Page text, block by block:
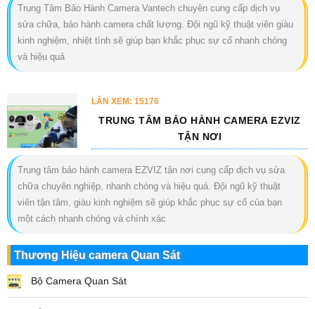
Trung Tâm Bảo Hành Camera Vantech chuyên cung cấp dịch vụ
sửa chữa, bảo hành camera chất lượng. Đội ngũ kỹ thuật viên giàu
kinh nghiệm, nhiệt tình sẽ giúp bạn khắc phục sự cố nhanh chóng
và hiệu quả
LẦN XEM: 15176
TRUNG TÂM BẢO HÀNH CAMERA EZVIZ
TẬN NƠI
Trung tâm bảo hành camera EZVIZ tận nơi cung cấp dịch vụ sửa
chữa chuyên nghiệp, nhanh chóng và hiệu quả. Đội ngũ kỹ thuật
viên tận tâm, giàu kinh nghiệm sẽ giúp khắc phục sự cố của bạn
một cách nhanh chóng và chính xác
Thương Hiệu camera Quan Sát
Bộ Camera Quan Sát